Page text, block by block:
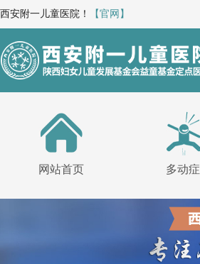
西安附一儿童医院！ 【官网】
网站首页 多动症